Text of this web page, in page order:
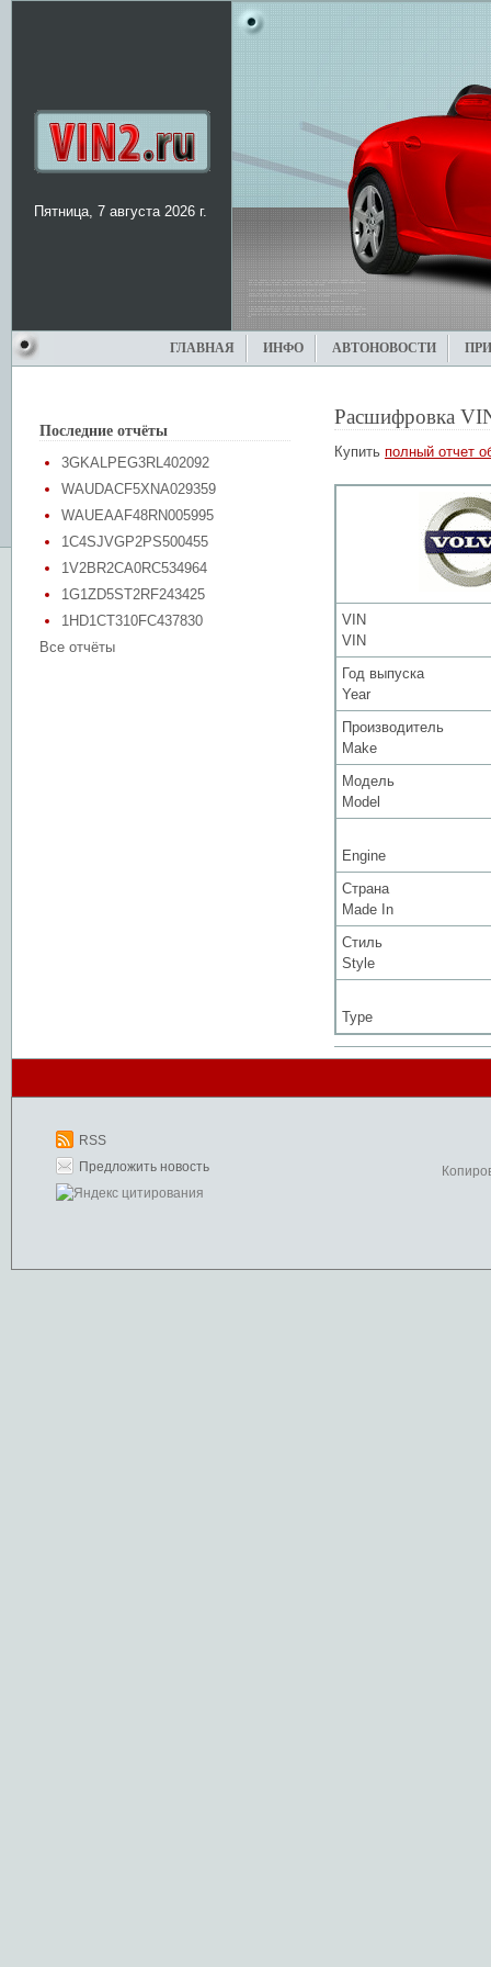
Пятница, 7 августа 2026 г.
ГЛАВНАЯ ИНФО АВТОНОВОСТИ
Последние отчёты
3GKALPEG3RL402092
WAUDACF5XNA029359
WAUEAAF48RN005995
1C4SJVGP2PS500455
1V2BR2CA0RC534964
1G1ZD5ST2RF243425
1HD1CT310FC437830
Все отчёты
Расшифровка
Купить полный отчет
VIN
VIN
Год выпуска
Year
Производитель
Make
Модель
Model
Engine
Страна
Made In
Стиль
Style
Type
RSS
Предложить новость